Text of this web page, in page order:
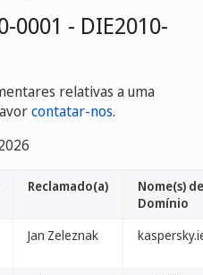
0001 - DIE2010-
relativas a uma
contatar-nos.
Reclamado(a)
Nome(s) de
Domínio
Jan Zeleznak